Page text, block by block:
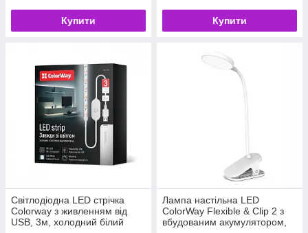
Купити Купити
Світлодіодна LED стрічка
Colorway з живленням від
USB, 3м, холодний білий
Лампа настільна LED
ColorWay Flexible & Clip 2 з
вбудованим акумулятором,